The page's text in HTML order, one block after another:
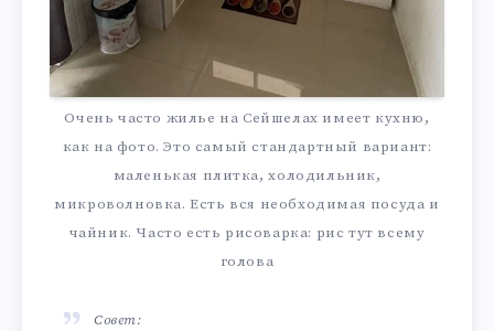
Очень часто жилье на Сейшелах имеет кухню,
как на фото. Это самый стандартный вариант:
маленькая плитка, холодильник,
микроволновка. Есть вся необходимая посуда и
чайник. Часто есть рисоварка: рис тут всему
голова
Совет: